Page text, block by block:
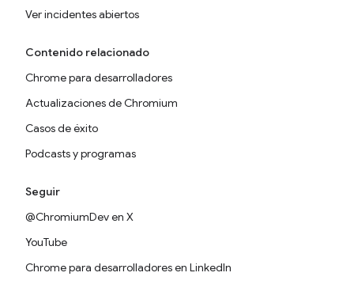
Ver incidentes abiertos
Contenido relacionado
Chrome para desarrolladores
Actualizaciones de Chromium
Casos de éxito
Podcasts y programas
Seguir
@ChromiumDev en X
YouTube
Chrome para desarrolladores en LinkedIn